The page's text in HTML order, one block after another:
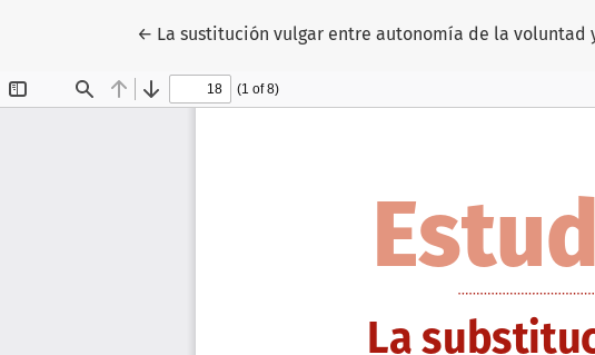
← Volver a los detalles del artículo
La sustitución vulgar entre autonomía de la